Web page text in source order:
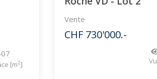
[m2]
Vente
CHF 730'000.-